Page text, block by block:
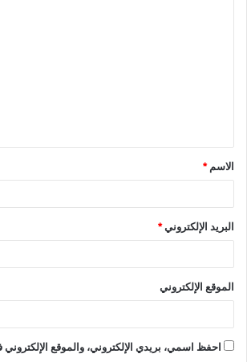
الاسم*
البريد الإلكتروني*
الموقع الإلكتروني
احفظ اسمي، بريدي الإلكتروني، والموقع